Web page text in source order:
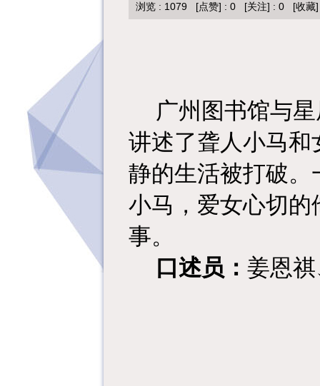
浏览 : 1079 [点赞] : 0 [关注] : 0 [收藏]
广州图书馆与
讲述了聋人小马
静的生活被打破
小马，爱女心切
事。
口述员： 姜恩